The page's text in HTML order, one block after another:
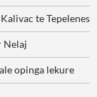
te Tepelenes
Nelaj
opinga lekure